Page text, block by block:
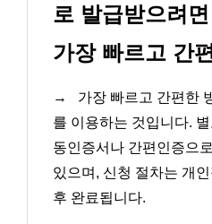
로 발급받으려
가장 빠르고 간
→
가장 빠르고 간편한
를 이용하는 것입니다.
동인증서나 간편인증으
있으며, 신청 절차는 개
후 완료됩니다.